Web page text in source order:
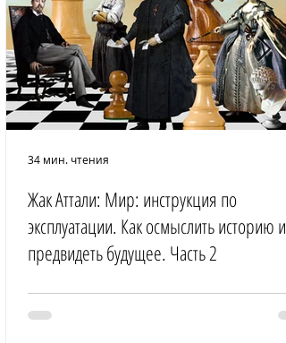
Жак Аттали: Мир: инструкция по
эксплуатации. Как осмыслить историю и
предвидеть будущее. Часть 2
34 мин. чтения